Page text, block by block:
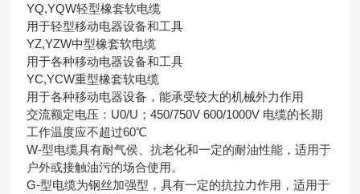
YQ,YQW轻型橡套软电缆
用于轻型移动电器设备和工具
YZ,YZW中型橡套软电缆
用于各种移动电器设备和工具
YC,YCW重型橡套软电缆
用于各种移动电器设备，能承受较大的机械外力作用
交流额定电压：U0/U；450/750V 600/1000V 电缆的长期
工作温度应不超过60℃
W-型电缆具有耐气侯、抗老化和一定的耐油性能，适用于
户外或接触油污的场合使用。
G-型电缆为钢丝加强型，具有一定的抗拉力作用，适用于